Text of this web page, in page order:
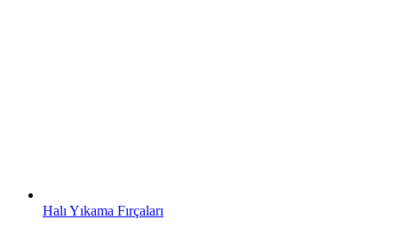
Halı Yıkama Fırçaları